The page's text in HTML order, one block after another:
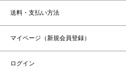
送料・支払い方法
マイページ（新規会員登録）
ログイン